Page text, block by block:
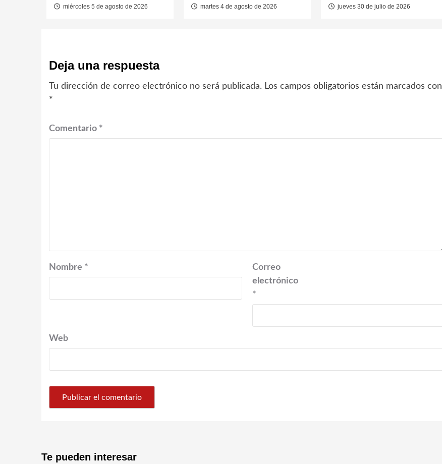
miércoles 5 de agosto de 2026 martes 4 de agosto de 2026 jueves 30 de julio de 2026
Deja una respuesta
Tu dirección de correo electrónico no será publicada. Los campos obligatorios están marcados con
*
Comentario *
Nombre *
Correo
electrónico
*
Web
Te pueden interesar